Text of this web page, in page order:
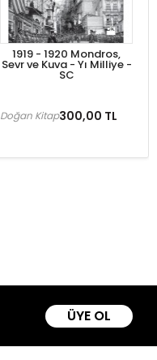
1919 - 1920 Mondros,
Sevr ve Kuva - Yı Milliye -
SC
300,00 TL
Doğan Kitap
ÜYE OL